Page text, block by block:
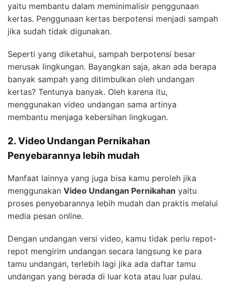
yaitu membantu dalam meminimalisir penggunaan
kertas. Penggunaan kertas berpotensi menjadi sampah
jika sudah tidak digunakan.
Seperti yang diketahui, sampah berpotensi besar
merusak lingkungan. Bayangkan saja, akan ada berapa
banyak sampah yang ditimbulkan oleh undangan
kertas? Tentunya banyak. Oleh karena itu,
menggunakan video undangan sama artinya
membantu menjaga kebersihan lingkugan.
2. Video Undangan Pernikahan
Penyebarannya lebih mudah
Manfaat lainnya yang juga bisa kamu peroleh jika
menggunakan Video Undangan Pernikahan yaitu
proses penyebarannya lebih mudah dan praktis melalui
media pesan online.
Dengan undangan versi video, kamu tidak perlu repot-
repot mengirim undangan secara langsung ke para
tamu undangan, terlebih lagi jika ada daftar tamu
undangan yang berada di luar kota atau luar pulau.